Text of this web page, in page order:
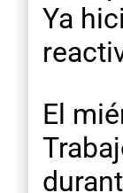
Ya
El